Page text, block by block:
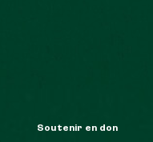
Soutenir en don